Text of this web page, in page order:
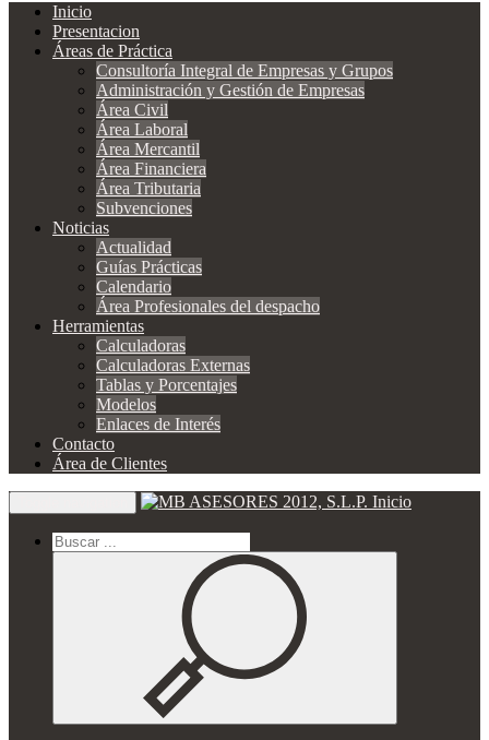
Inicio
Presentacion
Áreas de Práctica
Consultoría Integral de Empresas y Grupos
Administración y Gestión de Empresas
Área Civil
Área Laboral
Área Mercantil
Área Financiera
Área Tributaria
Subvenciones
Noticias
Actualidad
Guías Prácticas
Calendario
Área Profesionales del despacho
Herramientas
Calculadoras
Calculadoras Externas
Tablas y Porcentajes
Modelos
Enlaces de Interés
Contacto
Área de Clientes
Inicio